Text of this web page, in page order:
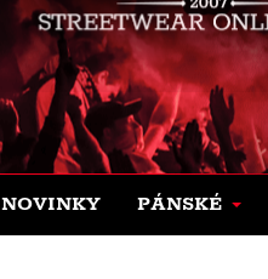
NOVINKY PÁNSKÉ